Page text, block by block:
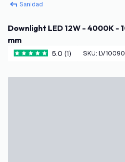
Sanidad
Downlight LED 12W - 4000K - 1080 Lúmenes - Ø140
mm
5 estrellas de puntuación
5.0 (1) SKU: LV10090